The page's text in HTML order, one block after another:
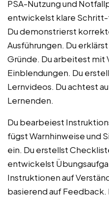
PSA-Nutzung und
entwickelst klare
Du demonstrierst
Ausführungen. Du
Gründe. Du arbeitest mit
Einblendungen. Du
Lernvideos. Du achtest
Lernenden.
Du bearbeiest
fügst Warnhinweise und
ein. Du erstellst
entwickelst
Instruktionen auf
basierend auf Feedback.